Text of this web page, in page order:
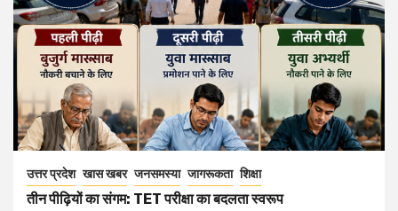
उत्तर प्रदेश खास खबर जनसमस्या जागरूकता शिक्षा
तीन पीढ़ियों का संगम: TET परीक्षा का बदलता स्वरूप